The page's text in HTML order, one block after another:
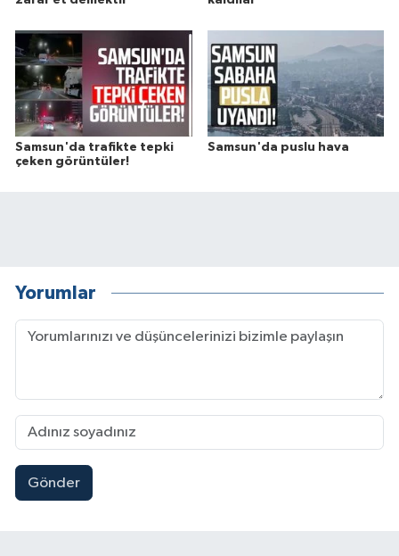
Samsun'da trafikte tepki
çeken görüntüler!
Samsun'da puslu hava
Yorumlar
Gönder